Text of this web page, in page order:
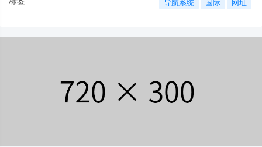
导航系统 国际 网址